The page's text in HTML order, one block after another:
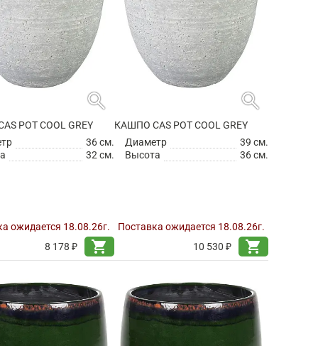
search
POT COOL GREY
36 см.
32 см.
ожидается 18.08.26г.
8 178 ₽
shopping_cart
search
КАШПО CAS POT COOL GREY
Диаметр
39 см.
Высота
36 см.
Поставка ожидается 18.08.26г.
10 530 ₽
shopping_cart